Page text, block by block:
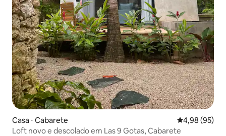
Casa ⋅ Cabarete 4,98 de uma
4,98 (95)
Loft novo e descolado em Las 9 Gotas, Cabarete